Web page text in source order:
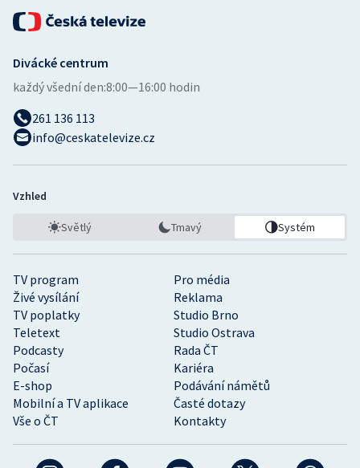
Ostatní
TV program
Pro média
Živé vysílání
Reklama
TV poplatky
Studio Brno
Teletext
Studio Ostrava
Podcasty
Rada ČT
Počasí
Kariéra
E-shop
Podávání námětů
Mobilní a TV aplikace
Časté dotazy
Vše o ČT
Kontakty
Divácké centrum
každý všední den:8:00—16:00 hodin
261 136 113
info@ceskatelevize.cz
Vzhled
Světlý Tmavý Systém